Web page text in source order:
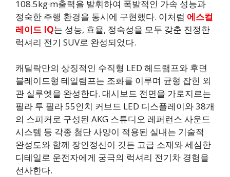
108.5kg·m출력을 발휘하여 폭발적인 가속 성능과
정숙한 주행 환경을 동시에 구현했다. 이처럼 에스컬
레이드 IQ는 성능, 효율, 정숙성을 모두 갖춘 진정한
럭셔리 전기 SUV로 완성되었다.
캐딜락만의 상징적인 수직형 LED 헤드램프와 후면
블레이드형 테일램프는 조화를 이루며 균형 잡힌 외
관 실루엣을 완성한다. 대시보드 전면을 가로지르는
필라 투 필라 55인치 커브드 LED 디스플레이와 38개
의 스피커로 구성된 AKG 스튜디오 레퍼런스 사운드
시스템 등 각종 첨단 사양이 적용된 실내는 기술적
완성도와 함께 장인정신이 깃든 고급 소재와 세심한
디테일로 운전자에게 궁극의 럭셔리 전기차 경험을
선사한다.